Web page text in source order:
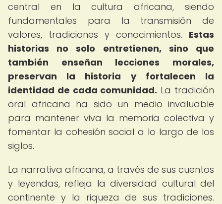
central en la cultura africana, siendo
fundamentales para la transmisión de
valores, tradiciones y conocimientos. Estas
historias no solo entretienen, sino que
también enseñan lecciones morales,
preservan la historia y fortalecen la
identidad de cada comunidad. La tradición
oral africana ha sido un medio invaluable
para mantener viva la memoria colectiva y
fomentar la cohesión social a lo largo de los
siglos.
La narrativa africana, a través de sus cuentos
y leyendas, refleja la diversidad cultural del
continente y la riqueza de sus tradiciones.